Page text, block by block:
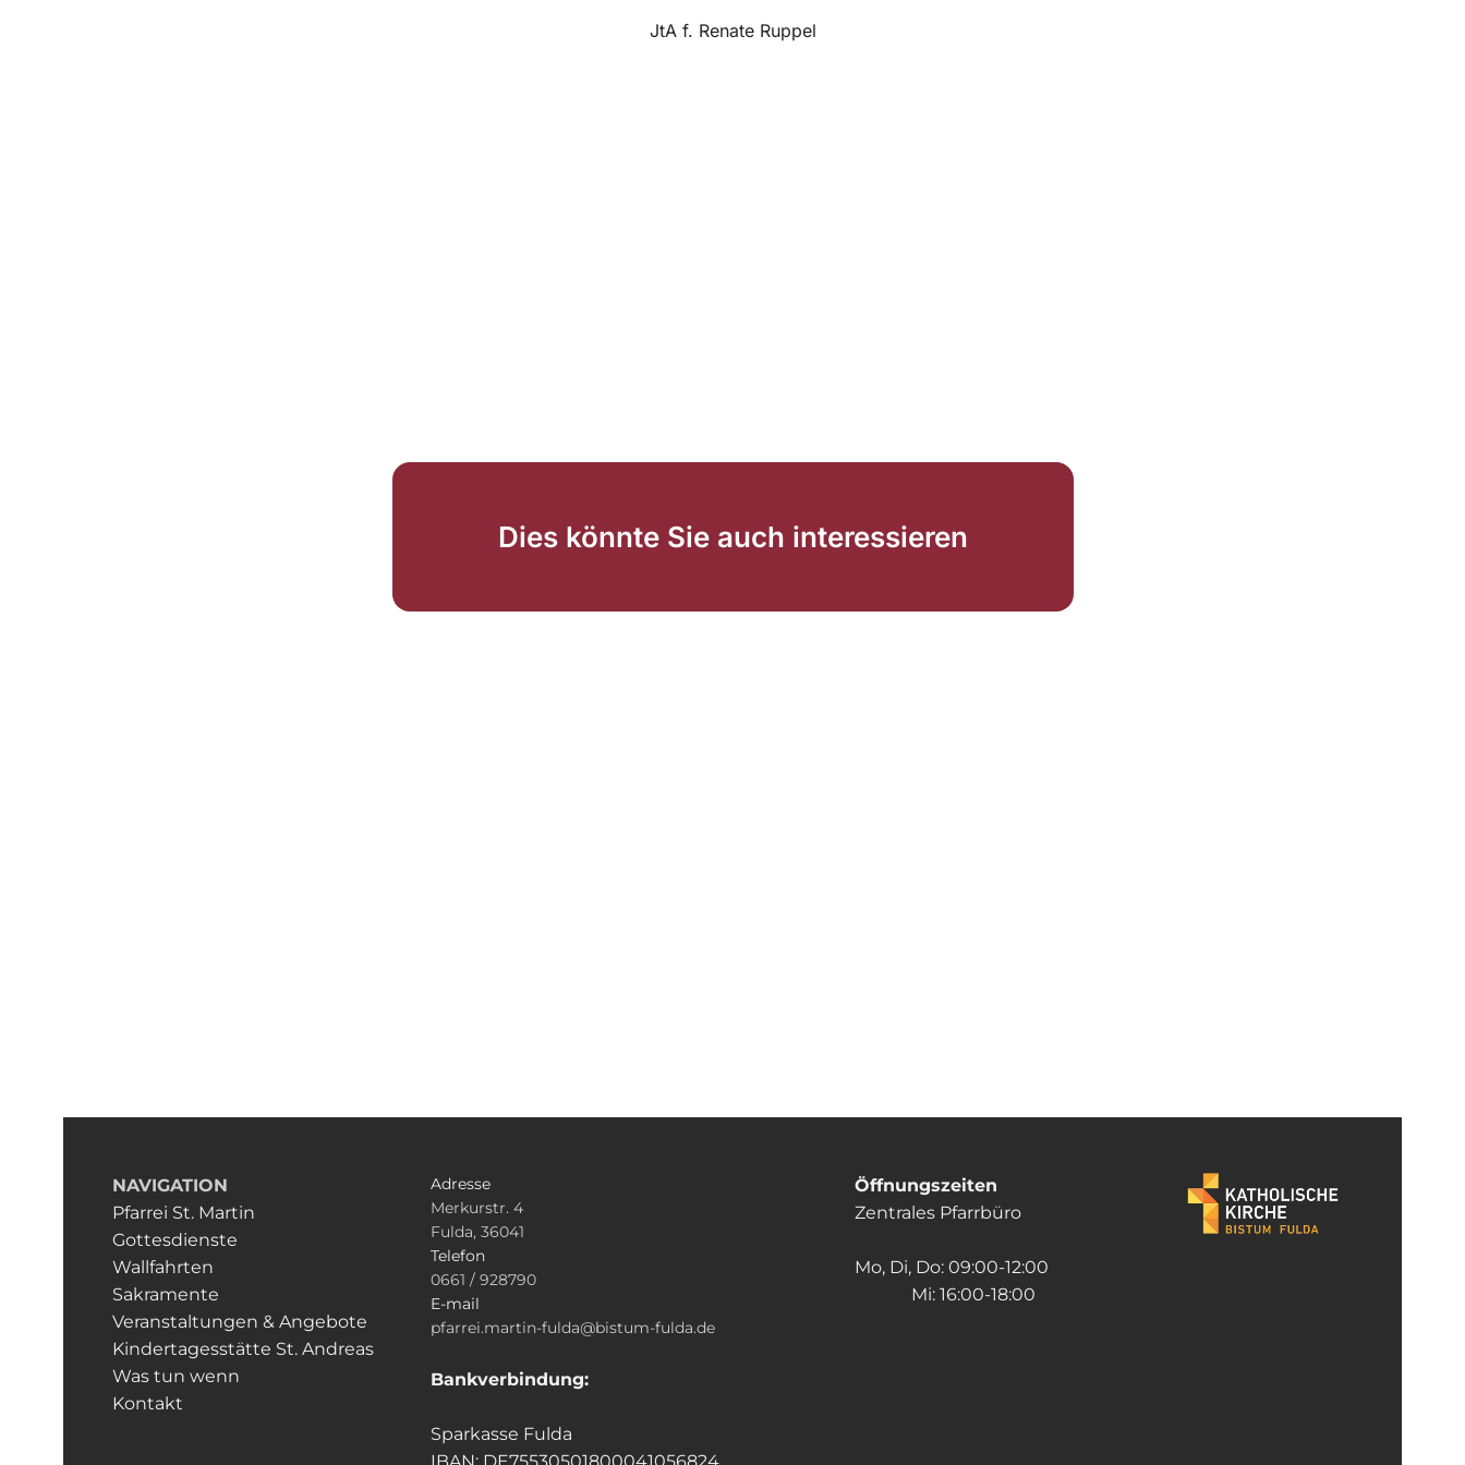
JtA f. Renate Ruppel
Dies könnte Sie auch interessieren
NAVIGATION
Pfarrei St. Martin
Gottesdienste
Wallfahrten
Sakramente
Veranstaltungen & Angebote
Kindertagesstätte St. Andreas
Was tun wenn
Kontakt
Adresse
Merkurstr. 4
Fulda, 36041
Telefon
0661 / 928790
E-mail
pfarrei.martin-fulda@bistum-fulda.de
Bankverbindung:
Sparkasse Fulda
IBAN: DE75530501800041056824
Öffnungszeiten
Zentrales Pfarrbüro
Mo, Di, Do: 09:00-12:00
Mi: 16:00-18:00